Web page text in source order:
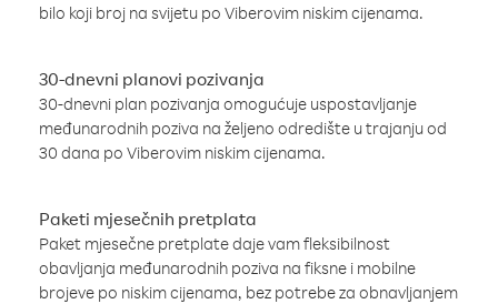
bilo koji broj na svijetu po Viberovim niskim cijenama.
30-dnevni planovi pozivanja
30-dnevni plan pozivanja omogućuje uspostavljanje
međunarodnih poziva na željeno odredište u trajanju od
30 dana po Viberovim niskim cijenama.
Paketi mjesečnih pretplata
Paket mjesečne pretplate daje vam fleksibilnost
obavljanja međunarodnih poziva na fiksne i mobilne
brojeve po niskim cijenama, bez potrebe za obnavljanjem